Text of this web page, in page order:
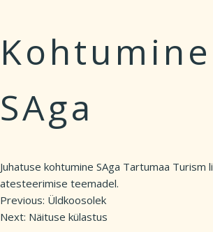
Kohtumine
SAga
Juhatuse kohtumine SAga Tartumaa Turism
atesteerimise teemadel.
Post
Previous: Üldkoosolek
Next: Näituse külastus